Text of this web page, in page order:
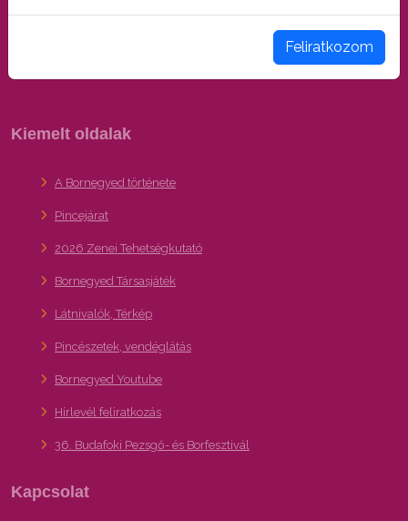
Kiemelt oldalak
A Bornegyed története
Pincejárat
2026 Zenei Tehetségkutató
Bornegyed Társasjáték
Látnivalók, Térkép
Pincészetek, vendéglátás
Bornegyed Youtube
Hírlevél feliratkozás
36. Budafoki Pezsgő- és Borfesztivál
Kapcsolat
Feliratkozom